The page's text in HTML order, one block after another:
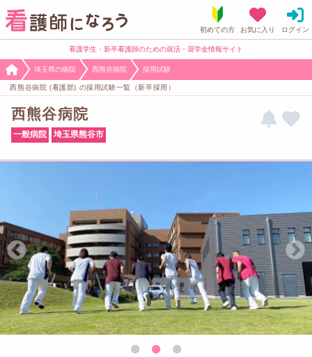
看護学生・新卒看護師のための就活・奨学金情報サイト
埼玉県の病院 西熊谷病院 採用試験
西熊谷病院 (看護部) の採用試験一覧（新卒採用）
西熊谷病院
一般病院 埼玉県熊谷市